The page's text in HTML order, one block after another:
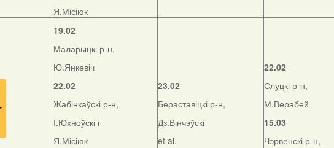
Я.Місіюк
19.02
Маларыцкі р-н,
Ю.Янкевіч
22.02
Жабінкаўскі р-н,
І.Юхноўскі і
Я.Місіюк
23.02
Бераставіцкі р-н,
Дз.Вінчэўскі
et al.
22.02
Слуцкі р-н,
М.Верабей
15.03
Чэрвенскі р-н,